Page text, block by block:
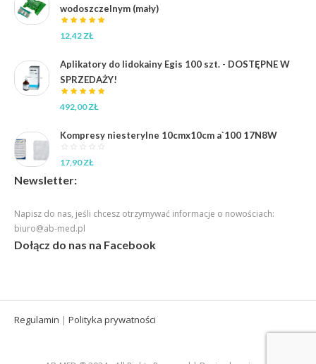
wodoszczelnym (mały)
12,42ZŁ
Aplikatory do lidokainy Egis 100 szt. - DOSTĘPNE W
SPRZEDAŻY!
492,00ZŁ
Kompresy niesterylne 10cmx10cm a`100 17N8W
17,90ZŁ
Newsletter:
Napisz do nas, jeśli chcesz otrzymywać informacje o nowościach:
biuro@ab-med.pl
Dołącz do nas na Facebook
Regulamin | Polityka prywatności